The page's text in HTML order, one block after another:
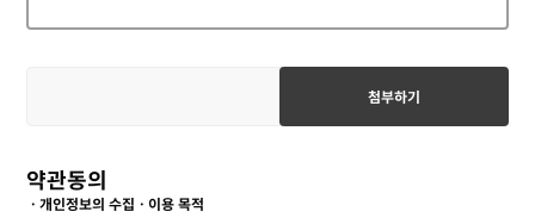
첨부하기
약관동의
ㆍ개인정보의 수집ㆍ이용 목적